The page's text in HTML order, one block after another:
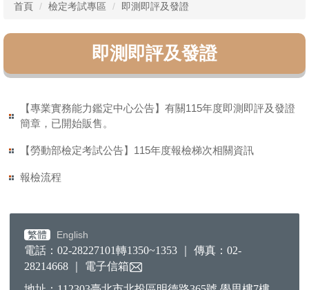
首頁 檢定考試專區 即測即評及發證
即測即評及發證
【專業實務能力鑑定中心公告】有關115年度即測即評及發證
簡章，已開始販售。
【勞動部檢定考試公告】115年度報檢梯次相關資訊
報檢流程
繁體 English
電話：02-28227101轉1350~1353 ｜ 傳真：02-
28214668 ｜ 電子信箱